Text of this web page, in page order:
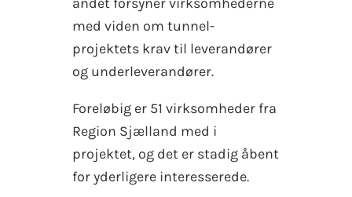
med viden om tunnel-
projektets krav til leverandører
og underleverandører.
Foreløbig er 51 virksomheder fra
Region Sjælland med i
projektet, og det er stadig åbent
for yderligere interesserede.